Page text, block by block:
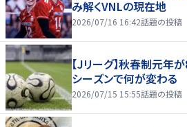
み解くVNLの現在地
2026/07/16 16:42話題の投稿
【Jリーグ】秋春制元年
シーズンで何が変わる
2026/07/15 15:55話題の投稿